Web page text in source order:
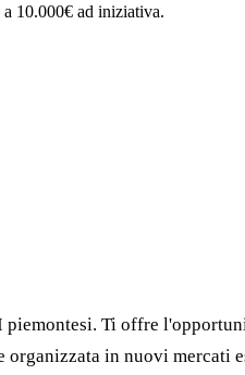
10.000€ ad iniziativa.
Ti offre
in nuovi mercati